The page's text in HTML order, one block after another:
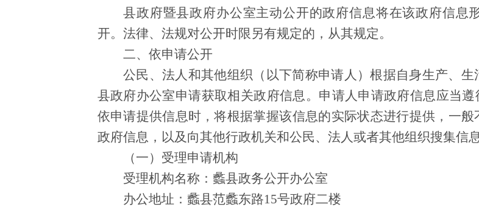
县政府暨县政府办公室主动公开的政府信息将在该政府信息
开。法律、法规对公开时限另有规定的，从其规定。
二、依申请公开
公民、法人和其他组织（以下简称申请人）根据自身生产、
县政府办公室申请获取相关政府信息。申请人申请政府信息应当遵
依申请提供信息时，将根据掌握该信息的实际状态进行提供，一
政府信息，以及向其他行政机关和公民、法人或者其他组织搜集信息
（一）受理申请机构
受理机构名称：蠡县政务公开办公室
办公地址：蠡县范蠡东路15号政府二楼